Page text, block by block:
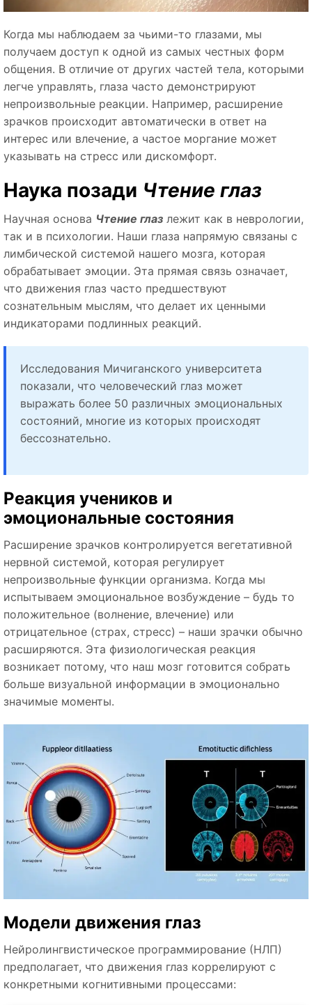
Когда мы наблюдаем за чьими-то глазами, мы
получаем доступ к одной из самых честных форм
общения. В отличие от других частей тела, которыми
легче управлять, глаза часто демонстрируют
непроизвольные реакции. Например, расширение
зрачков происходит автоматически в ответ на
интерес или влечение, а частое моргание может
указывать на стресс или дискомфорт.
Наука позади Чтение глаз
Научная основа Чтение глаз лежит как в неврологии,
так и в психологии. Наши глаза напрямую связаны с
лимбической системой нашего мозга, которая
обрабатывает эмоции. Эта прямая связь означает,
что движения глаз часто предшествуют
сознательным мыслям, что делает их ценными
индикаторами подлинных реакций.
Исследования Мичиганского университета
показали, что человеческий глаз может
выражать более 50 различных эмоциональных
состояний, многие из которых происходят
бессознательно.
Реакция учеников и
эмоциональные состояния
Расширение зрачков контролируется вегетативной
нервной системой, которая регулирует
непроизвольные функции организма. Когда мы
испытываем эмоциональное возбуждение – будь то
положительное (волнение, влечение) или
отрицательное (страх, стресс) – наши зрачки обычно
расширяются. Эта физиологическая реакция
возникает потому, что наш мозг готовится собрать
больше визуальной информации в эмоционально
значимые моменты.
Модели движения глаз
Нейролингвистическое программирование (НЛП)
предполагает, что движения глаз коррелируют с
конкретными когнитивными процессами: